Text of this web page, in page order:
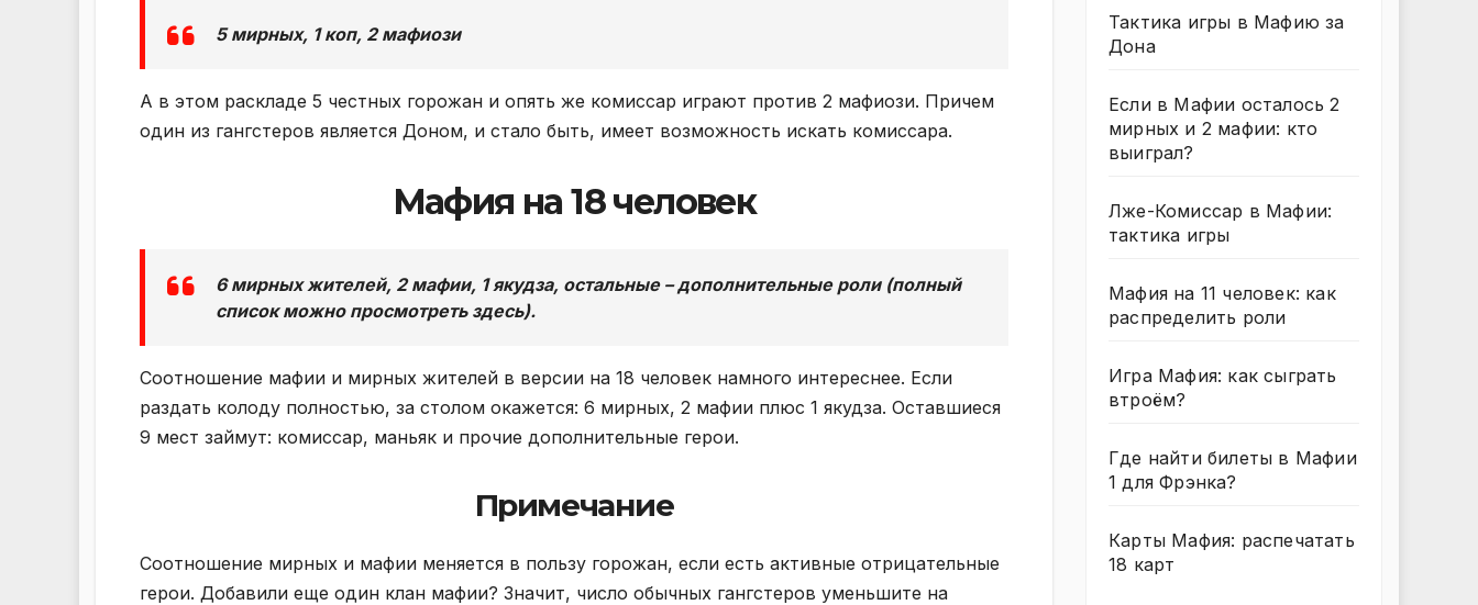
5 мирных, 1 коп, 2 мафиози
А в этом раскладе 5 честных горожан и опять же комиссар играют против 2 мафиози. Причем
один из гангстеров является Доном, и стало быть, имеет возможность искать комиссара.
Мафия на 18 человек
6 мирных жителей, 2 мафии, 1 якудза, остальные – дополнительные роли (полный
список можно просмотреть здесь).
Соотношение мафии и мирных жителей в версии на 18 человек намного интереснее. Если
раздать колоду полностью, за столом окажется: 6 мирных, 2 мафии плюс 1 якудза. Оставшиеся
9 мест займут: комиссар, маньяк и прочие дополнительные герои.
Примечание
Соотношение мирных и мафии меняется в пользу горожан, если есть активные отрицательные
герои. Добавили еще один клан мафии? Значит, число обычных гангстеров уменьшите на
Тактика игры в Мафию за
Дона
Если в Мафии осталось 2
мирных и 2 мафии: кто
выиграл?
Лже-Комиссар в Мафии:
тактика игры
Мафия на 11 человек: как
распределить роли
Игра Мафия: как сыграть
втроём?
Где найти билеты в Мафии
1 для Фрэнка?
Карты Мафия: распечатать
18 карт